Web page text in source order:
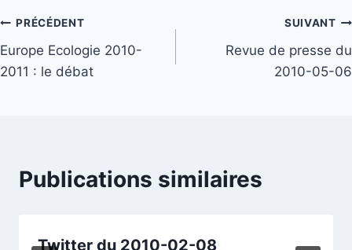
Navigation
de
PRÉCÉDENT
Europe Ecologie 2010-
2011 : le débat
SUIVANT
Revue de presse du
2010-05-06
Publications similaires
Twitter du 2010-02-08